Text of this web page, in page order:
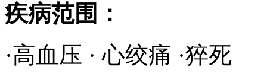
疾病范围：
·高血压 · 心绞痛 ·猝死